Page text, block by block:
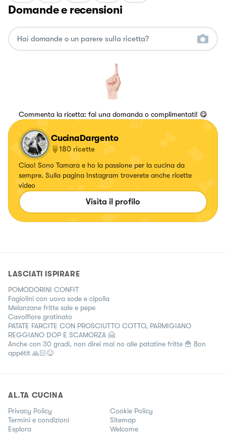
Domande e recensioni
Commenta la ricetta: fai una domanda o complimentati! 😋
CucinaDargento
180 ricette
Ciao! Sono Tamara e ho la passione per la cucina da
sempre. Sulla pagina Instagram troverete anche ricette
video
Visita il profilo
LASCIATI ISPIRARE
POMODORINI CONFIT
Fagiolini con uova sode e cipolla
Melanzane fritte sale e pepe
Cavolfiore gratinato
PATATE FARCITE CON PROSCIUTTO COTTO, PARMIGIANO
REGGIANO DOP E SCAMORZA 🤗
Anche con 30 gradi, non direi mai no alle patatine fritte 🍟 Bon
appétit 🙏🏻😋
AL.TA CUCINA
Privacy Policy
Cookie Policy
Termini e condizioni
Sitemap
Esplora
Welcome